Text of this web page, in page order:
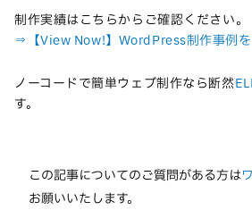
制作実績はこちらからご確認ください。
⇒【View Now!】WordPress制作事例を
ノーコードで簡単ウェブ制作なら断然
す。
この記事についてのご質問がある方は
お願いいたします。